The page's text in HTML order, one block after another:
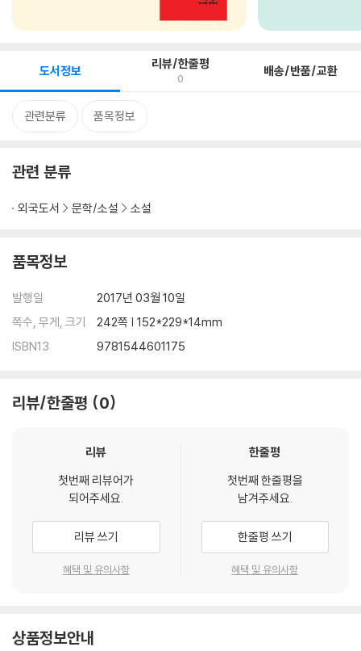
도서정보 리뷰/한줄평
0 배송/반품/교환
관련분류 품목정보
관련 분류
외국도서 문학/소설 소설
품목정보
발행일
2017년 03월 10일
쪽수, 무게, 크기
242쪽 | 152*229*14mm
ISBN13
9781544601175
리뷰/한줄평 0
리뷰
첫번째 리뷰어가
되어주세요.
리뷰 쓰기
혜택 및 유의사항
한줄평
첫번째 한줄평을
남겨주세요.
한줄평 쓰기
혜택 및 유의사항
상품정보안내